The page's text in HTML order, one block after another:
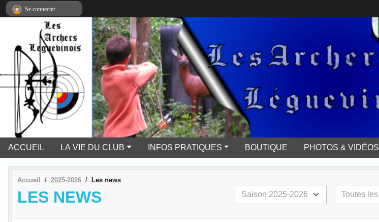
ACCUEIL LA VIE DU CLUB INFOS PRATIQUES BOUTIQUE PHOTOS & VIDÉOS
Accueil 2025-2026 Les news
LES NEWS
Se connecter
Panneau de gestion des cookies